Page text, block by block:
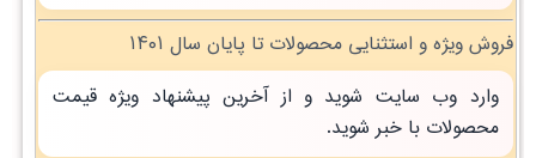
فروش ویژه و استثنایی محصولات تا پایان سال ۱۴۰۱
وارد وب سایت شوید و از آخرین پیشنهاد ویژه قیمت
محصولات با خبر شوید.